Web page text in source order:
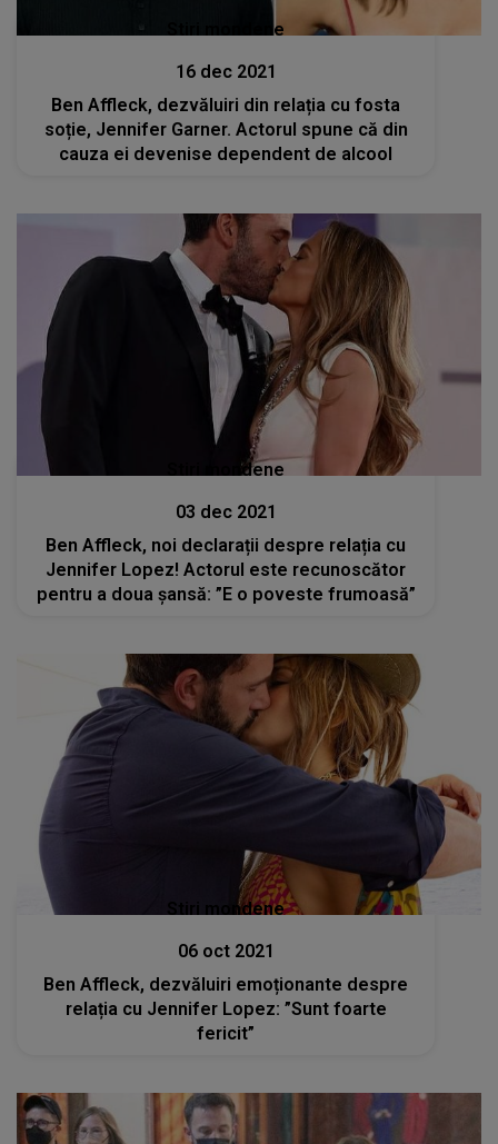
Stiri mondene
16 dec 2021
Ben Affleck, dezvăluiri din relația cu fosta
soție, Jennifer Garner. Actorul spune că din
cauza ei devenise dependent de alcool
Stiri mondene
03 dec 2021
Ben Affleck, noi declarații despre relația cu
Jennifer Lopez! Actorul este recunoscător
pentru a doua șansă: ”E o poveste frumoasă”
Stiri mondene
06 oct 2021
Ben Affleck, dezvăluiri emoționante despre
relația cu Jennifer Lopez: ”Sunt foarte
fericit”